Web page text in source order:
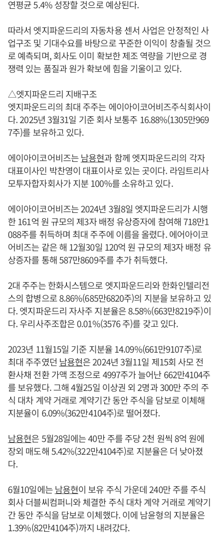
연평균 5.4% 성장할 것으로 예상된다.
따라서 엣지파운드리의 자동차용 센서 사업은 안정적인 사
업구조 및 기대수요를 바탕으로 꾸준한 이익이 창출될 것으
로 예측되며, 회사도 이미 확보한 제조 역량을 기반으로 경
쟁력 있는 품질과 원가 확보에 힘을 기울이고 있다.
△엣지파운드리 지배구조
엣지파운드리의 최대 주주는 에이아이코어비즈주식회사이
다. 2025년 3월31일 기준 회사 보통주 16.88%(1305만969
7주)를 보유하고 있다.
에이아이코어비즈는남용현과 함께 엣지파운드리의 각자
대표이사인 박찬영이 대표이사로 있는 곳이다. 라임트리사
모투자합자회사가 지분 100%를 소유하고 있다.
에이아이코어비즈는 2024년 3월8일 엣지파운드리가 시행
한 161억 원 규모의 제3자 배정 유상증자에 참여해 718만1
088주를 취득하며 최대 주주에 이름을 올렸다. 에어아이코
어비즈는 같은 해 12월30일 120억 원 규모의 제3자 배정 유
상증자를 통해 587만8609주를 추가 취득했다.
2대 주주는 한화시스템으로 엣지파운드리와 한화인텔리전
스의 합병으로 8.86%(685만6820주)의 지분을 보유하고 있
다. 엣지파운드리 자사주 지분율은 8.58%(663만8219주)이
다. 우리사주조합은 0.01%(3576 주)를 갖고 있다.
2023년 11월15일 기준 지분율 14.09%(661만9107주)로
최대 주주였던 남용현은 2024년 3월11일 제15회 사모 전
환사채 전환 가액 조정으로 4997주가 늘어난 662만4104주
를 보유했다. 그해 4월25일 이상권 외 2명과 300만 주의 주
식 대차 계약 거래로 계약기간 동안 주식을 담보로 이체해
지분율이 6.09%(362만4104주)로 떨어졌다.
남용현은 5월28일에는 40만 주를 주당 2천 원씩 8억 원에
장외 매도해 5.42%(322만4104주)로 지분율은 더 낮아졌
다.
6월10일에는남용현이 보유 주식 가운데 240만 주를 주식
회사 더블씨컴퍼니와 체결한 주식 대차 계약 거래로 계약기
간 동안 주식을 담보로 이체했다. 이에 남윤형의 지분율은
1.39%(82만4104주)까지 내려갔다.